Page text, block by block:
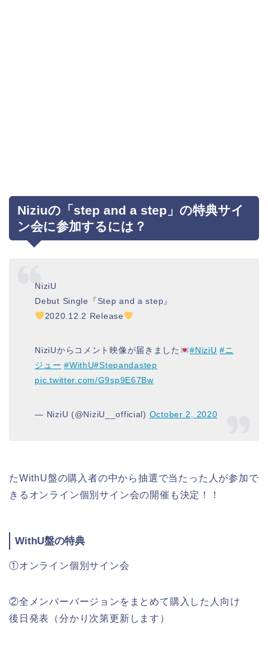
Niziuの「step and a step」の特典サイ
ン会に参加するには？
NiziU
Debut Single『Step and a step』
2020.12.2 Release
NiziUからコメント映像が届きました #NiziU #ニ
ジュー #WithU#Stepandastep
pic.twitter.com/G9sp9E67Bw
— NiziU (@NiziU__official) October 2, 2020
たWithU盤の購入者の中から抽選で当たった人が参加で
きるオンライン個別サイン会の開催も決定！！
WithU盤の特典
①オンライン個別サイン会
②全メンバーバージョンをまとめて購入した人向け
後日発表（分かり次第更新します）